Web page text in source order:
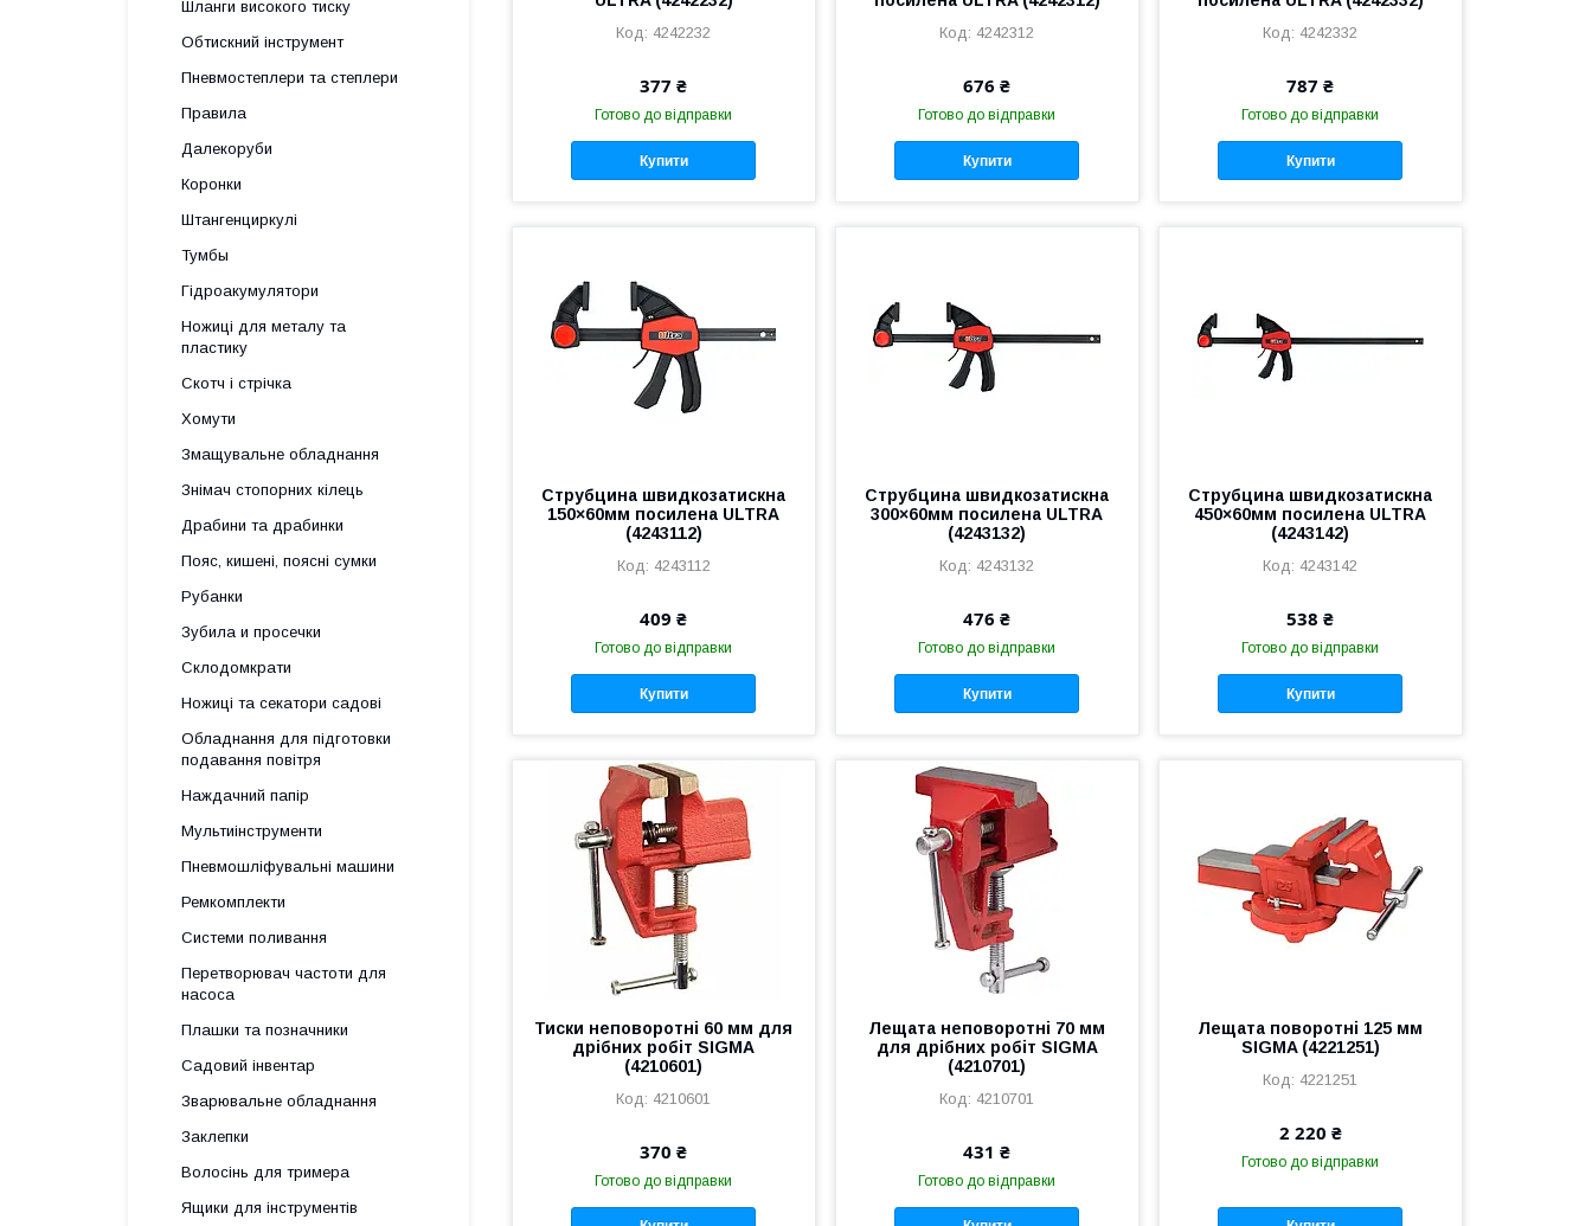
4242232
377 ₴
Готово до відправки
Купити
4242312
676 ₴
Готово до відправки
Купити
4242332
787 ₴
Готово до відправки
Купити
Струбцина швидкозатискна
150×60мм посилена ULTRA
(4243112)
4243112
409 ₴
Готово до відправки
Купити
Струбцина швидкозатискна
300×60мм посилена ULTRA
(4243132)
4243132
476 ₴
Готово до відправки
Купити
Струбцина швидкозатискна
450×60мм посилена ULTRA
(4243142)
4243142
538 ₴
Готово до відправки
Купити
Тиски неповоротні 60 мм для
дрібних робіт SIGMA
(4210601)
4210601
370 ₴
Готово до відправки
Лещата неповоротні 70 мм
для дрібних робіт SIGMA
(4210701)
4210701
431 ₴
Готово до відправки
Лещата поворотні 125 мм
SIGMA (4221251)
4221251
2 220 ₴
Готово до відправки
Шланги високого тиску
Обтискний інструмент
Пневмостеплери та степлери
Правила
Далекоруби
Коронки
Штангенциркулі
Тумбы
Гідроакумулятори
Ножиці для металу та
пластику
Скотч і стрічка
Хомути
Змащувальне обладнання
Знімач стопорних кілець
Драбини та драбинки
Пояс, кишені, поясні сумки
Рубанки
Зубила и просечки
Склодомкрати
Ножиці та секатори садові
Обладнання для підготовки
подавання повітря
Наждачний папір
Мультиінструменти
Пневмошліфувальні машини
Ремкомплекти
Системи поливання
Перетворювач частоти для
насоса
Плашки та позначники
Садовий інвентар
Зварювальне обладнання
Заклепки
Волосінь для тримера
Ящики для інструментів